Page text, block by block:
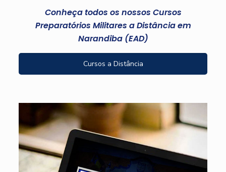
Conheça todos os nossos Cursos
Preparatórios Militares a Distância em
Narandiba (EAD)
Cursos a Distância